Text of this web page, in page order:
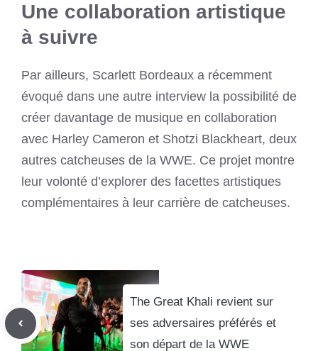
Une collaboration artistique
à suivre
Par ailleurs, Scarlett Bordeaux a récemment
évoqué dans une autre interview la possibilité de
créer davantage de musique en collaboration
avec Harley Cameron et Shotzi Blackheart, deux
autres catcheuses de la WWE. Ce projet montre
leur volonté d’explorer des facettes artistiques
complémentaires à leur carrière de catcheuses.
The Great Khali revient sur
ses adversaires préférés et
son départ de la WWE